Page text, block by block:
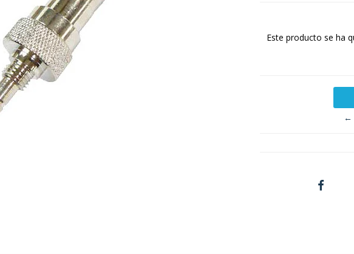
Este producto se ha
←